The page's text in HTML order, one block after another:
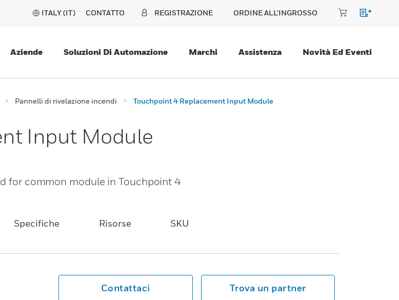
ITALY (IT) CONTATTO REGISTRAZIONE ORDINE ALL'INGROSSO
Aziende Soluzioni Di Automazione Marchi Assistenza Novità Ed Eventi
Pannelli di rivelazione incendi Touchpoint 4 Replacement Input Module
Input Module
for common module in Touchpoint 4
Specifiche Risorse SKU
Contattaci Trova un partner